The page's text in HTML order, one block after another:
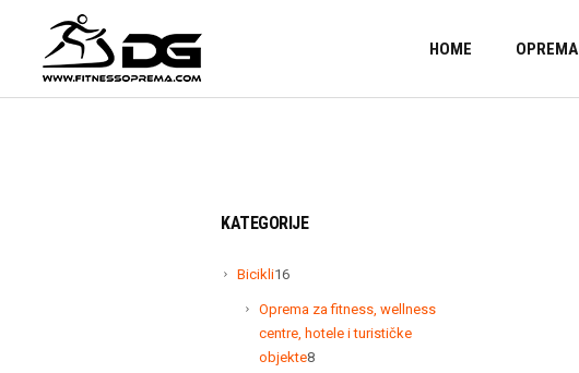
HOME OPREMA
KATEGORIJE
Bicikli1616
Oprema za fitness, wellness
centre, hotele i turističke
objekte88